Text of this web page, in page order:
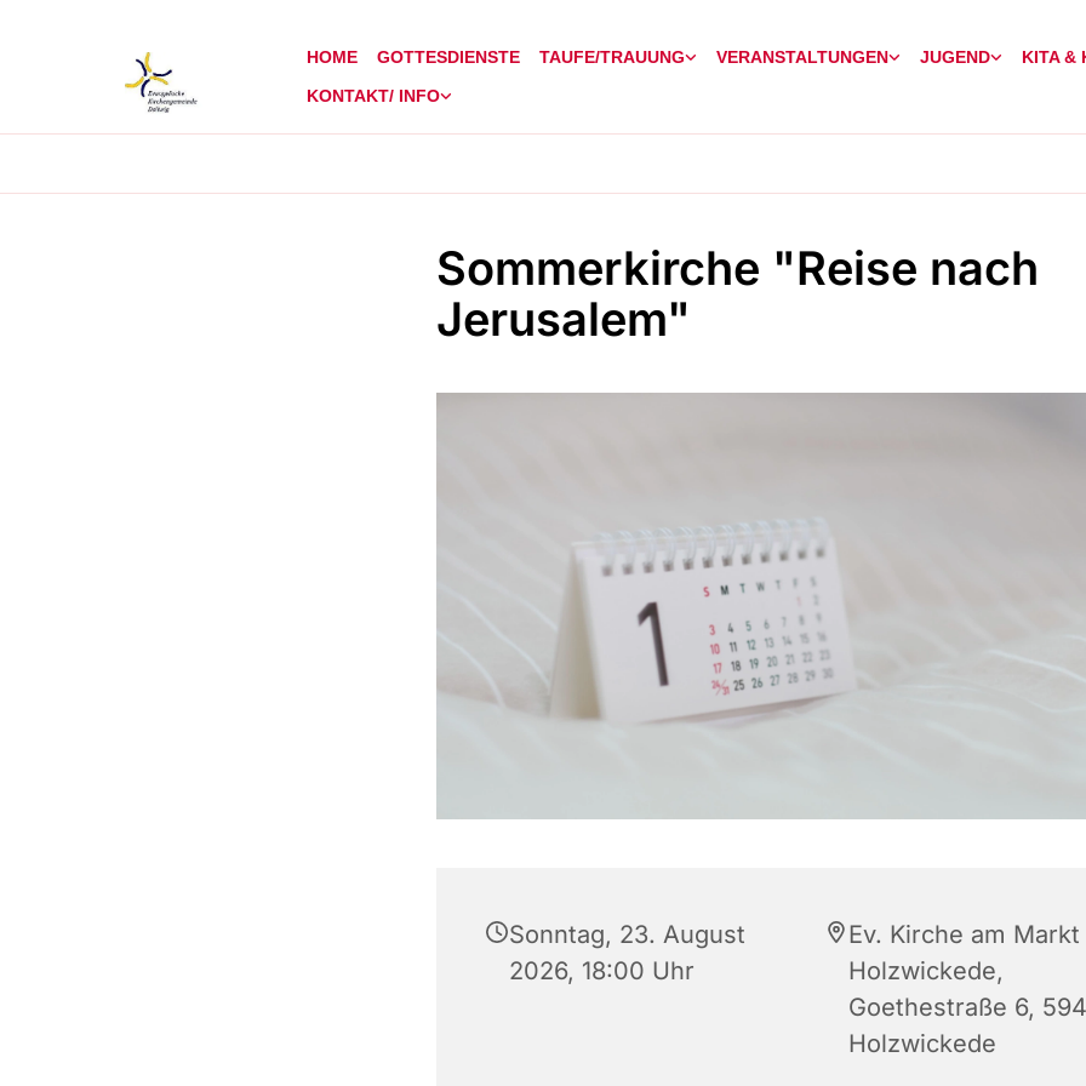
HOME GOTTESDIENSTE TAUFE/TRAUUNG VERANSTALTUNGEN JUGEND
KITA &
KONTAKT/ INFO
Sommerkirche "Reise nach
Jerusalem"
Sonntag, 23. August
2026, 18:00 Uhr
Ev. Kirche am Markt
Holzwickede,
Goethestraße 6,
Holzwickede